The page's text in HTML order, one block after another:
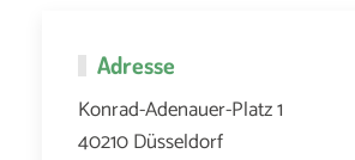
Adresse
Konrad-Adenauer-Platz 1
40210 Düsseldorf